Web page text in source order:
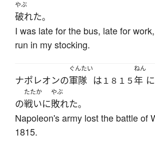
やぶ
破れた。
I was late for the bus, late for
run in my stocking.
ナポレオンの
ぐんたい
軍隊 は １８１５
ねん
年 に
の
たたか
戦いに
やぶ
敗れた。
Napoleon's army lost the battle of
1815.